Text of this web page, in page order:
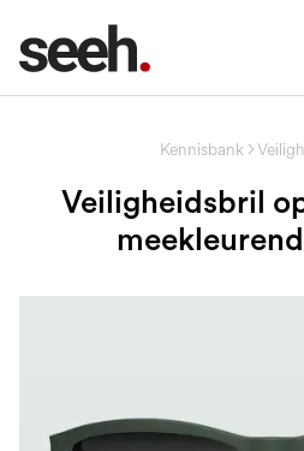
Kennisbank
Veiligheidsbril